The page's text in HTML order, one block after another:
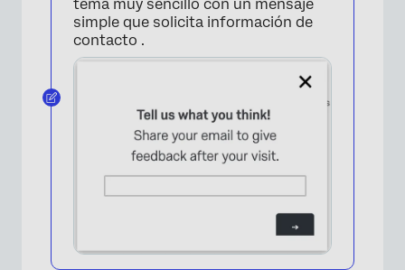
tema muy sencillo con un mensaje
simple que solicita información de
contacto .